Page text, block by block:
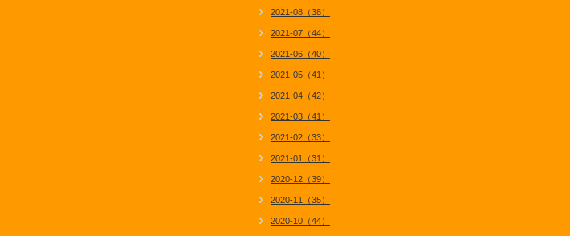
2021-08（38）
2021-07（44）
2021-06（40）
2021-05（41）
2021-04（42）
2021-03（41）
2021-02（33）
2021-01（31）
2020-12（39）
2020-11（35）
2020-10（44）